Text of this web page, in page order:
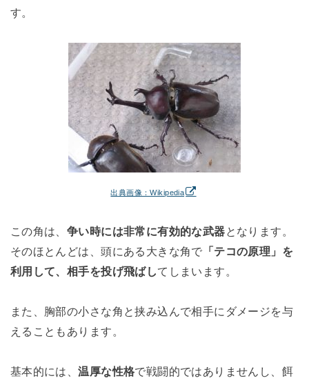
す。
出典画像：Wikipedia
この角は、 争い時には非常に有効的な武器となります。
そのほとんどは、頭にある大きな角で 「テコの原理」を
利用して、相手を投げ飛ばしてしまいます。
また、胸部の小さな角と挟み込んで相手にダメージを与
えることもあります。
基本的には、温厚な性格で戦闘的ではありませんし、餌